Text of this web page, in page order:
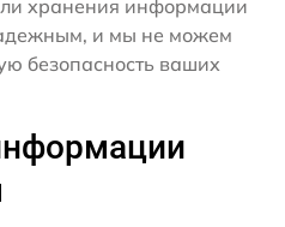
хранения информации
и мы не можем
безопасность ваших